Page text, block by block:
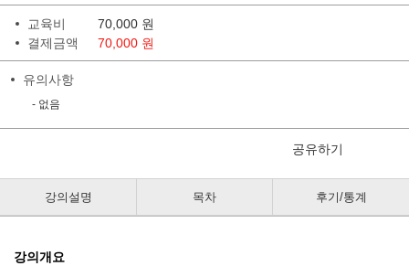
교육비 70,000 원
결제금액
70,000 원
유의사항
- 없음
공유하기
강의설명 목차 후기/통계
강의개요